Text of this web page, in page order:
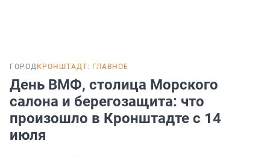
ГОРОД КРОНШТАДТ: ГЛАВНОЕ
День ВМФ, столица Морского
салона и берегозащита: что
произошло в Кронштадте с 14
июля